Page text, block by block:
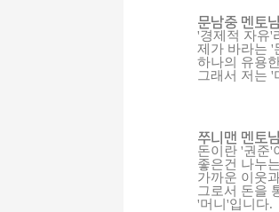
문남중 멘토
'경제적 자유'
제가 바라는 '
하나의 유용
그래서 저는 '
쭈니맨 멘토
돈이란 '권준'
좋은건 나누
가까운 이웃
그로서 돈을
'머니'입니다.